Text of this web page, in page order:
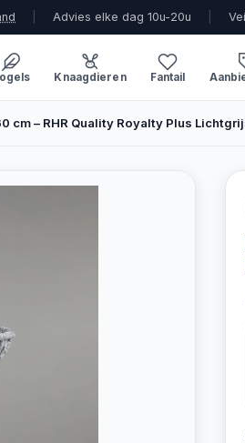
Advies elke dag 10u-20u
Knaagdieren Fantail
cm – RHR Quality Royalty Plus